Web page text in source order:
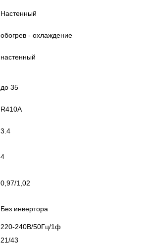
Настенный
обогрев - охлаждение
настенный
до 35
R410A
3.4
4
0,97/1,02
Без инвертора
220-240В/50Гц/1ф
21/43